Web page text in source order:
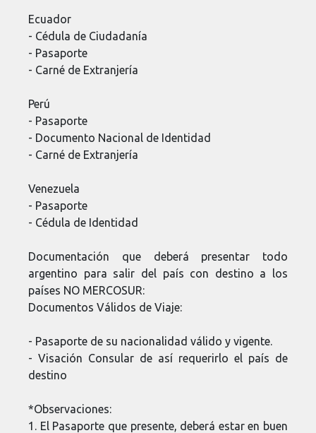
Ecuador
- Cédula de Ciudadanía
- Pasaporte
- Carné de Extranjería
Perú
- Pasaporte
- Documento Nacional de Identidad
- Carné de Extranjería
Venezuela
- Pasaporte
- Cédula de Identidad
Documentación que deberá presentar todo
argentino para salir del país con destino a los
países NO MERCOSUR:
Documentos Válidos de Viaje:
- Pasaporte de su nacionalidad válido y vigente.
- Visación Consular de así requerirlo el país de
destino
*Observaciones:
1. El Pasaporte que presente, deberá estar en buen